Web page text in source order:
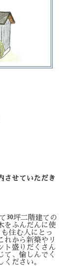
させていただき
30坪二階建ての
をふんだんに使
住む人にとっ
れから新築やリ
ト盛りだくさん
て、愉しんでく
ださい。